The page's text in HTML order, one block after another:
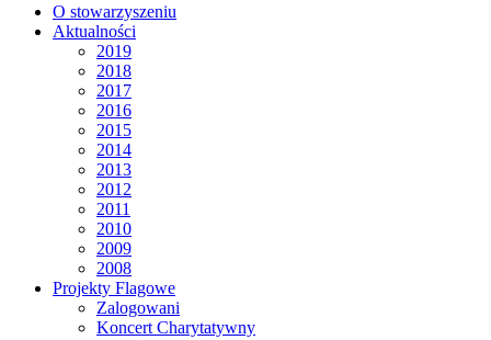
O stowarzyszeniu
Aktualności
2019
2018
2017
2016
2015
2014
2013
2012
2011
2010
2009
2008
Projekty Flagowe
Zalogowani
Koncert Charytatywny